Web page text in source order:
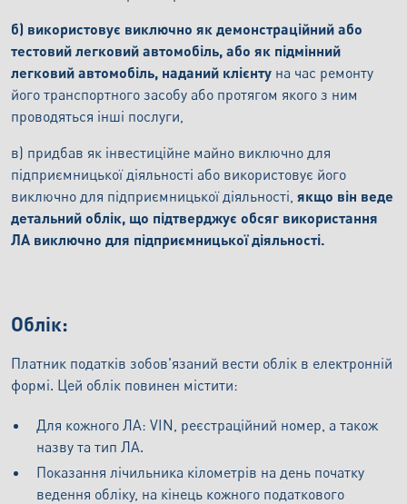
б) використовує виключно як демонстраційний або
тестовий легковий автомобіль, або як підмінний
легковий автомобіль, наданий клієнту на час ремонту
його транспортного засобу або протягом якого з ним
проводяться інші послуги,
в) придбав як інвестиційне майно виключно для
підприємницької діяльності або використовує його
виключно для підприємницької діяльності, якщо він веде
детальний облік, що підтверджує обсяг використання
ЛА виключно для підприємницької діяльності.
Облік:
Платник податків зобов'язаний вести облік в електронній
формі. Цей облік повинен містити:
Для кожного ЛА: VIN, реєстраційний номер, а також
назву та тип ЛА.
Показання лічильника кілометрів на день початку
ведення обліку, на кінець кожного податкового